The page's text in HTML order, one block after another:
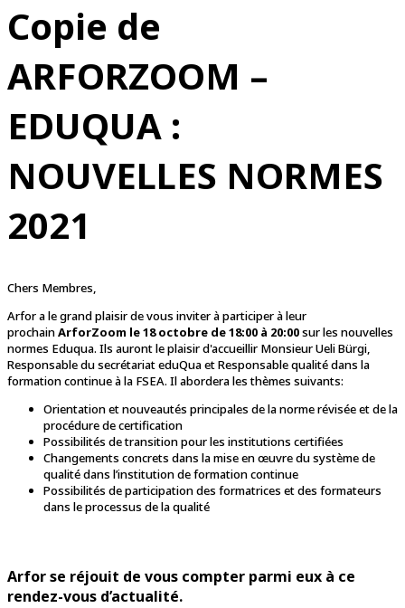
Copie de
ARFORZOOM –
EDUQUA :
NOUVELLES NORMES
2021
Chers Membres,
Arfor a le grand plaisir de vous inviter à participer à leur
prochainArforZoom le 18 octobre de 18:00 à 20:00sur les nouvelles
normes Eduqua. Ils auront le plaisir d'accueillir Monsieur Ueli Bürgi,
Responsable du secrétariat eduQua et Responsable qualité dans la
formation continue à la FSEA. Il abordera les thèmes suivants:
Orientation et nouveautés principales de la norme révisée et de la
procédure de certification
Possibilités de transition pour les institutions certifiées
Changements concrets dans la mise en œuvre du système de
qualité dans l’institution de formation continue
Possibilités de participation des formatrices et des formateurs
dans le processus de la qualité
Arfor se réjouit de vous compter parmi eux à ce
rendez-vous d’actualité.